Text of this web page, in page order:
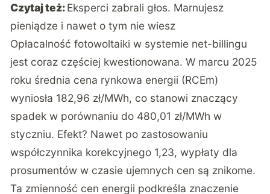
Czytaj też:Eksperci zabrali głos. Marnujesz
pieniądze i nawet o tym nie wiesz
Opłacalność fotowoltaiki w systemie net-billingu
jest coraz częściej kwestionowana. W marcu 2025
roku średnia cena rynkowa energii (RCEm)
wyniosła 182,96 zł/MWh, co stanowi znaczący
spadek w porównaniu do 480,01 zł/MWh w
styczniu. Efekt? Nawet po zastosowaniu
współczynnika korekcyjnego 1,23, wypłaty dla
prosumentów w czasie ujemnych cen są znikome.
Ta zmienność cen energii podkreśla znaczenie